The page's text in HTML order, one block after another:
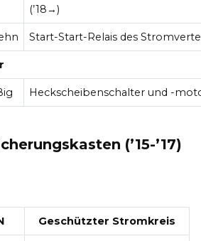
(’18→)
Start-Start-Relais des
Heckscheibenschalter und -
(’15-’17)
Geschützter Stromkreis